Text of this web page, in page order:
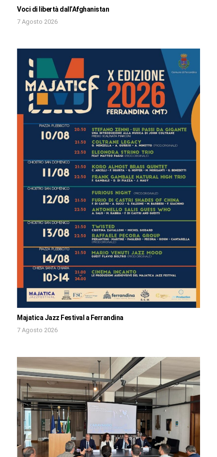
Voci di libertà dall’Afghanistan
7 Agosto 2026
Majatica Jazz Festival a Ferrandina
7 Agosto 2026